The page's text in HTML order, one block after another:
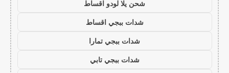
شحن يلا لودو اقساط
شدات ببجي اقساط
شدات ببجي تمارا
شدات ببجي تابي